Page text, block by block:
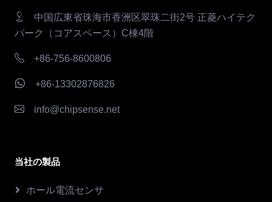
中国広東省珠海市香洲区翠珠二街2号 正菱ハイテク
パーク（コアスペース）C棟4階
+86-756-8600806
+86-13302876826
info@chipsense.net
当社の製品
ホール電流センサ